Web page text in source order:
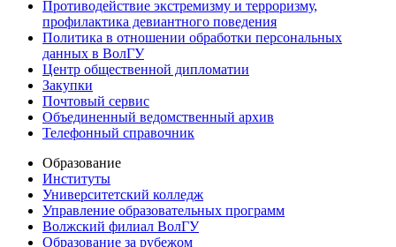
Противодействие экстремизму и терроризму,
профилактика девиантного поведения
Политика в отношении обработки персональных
данных в ВолГУ
Центр общественной дипломатии
Закупки
Почтовый сервис
Объединенный ведомственный архив
Телефонный справочник
Образование
Институты
Университетский колледж
Управление образовательных программ
Волжский филиал ВолГУ
Образование за рубежом